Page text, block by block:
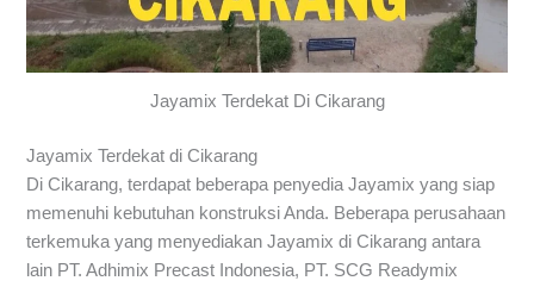
Jayamix Terdekat Di Cikarang
Jayamix Terdekat di Cikarang
Di Cikarang, terdapat beberapa penyedia Jayamix yang siap
memenuhi kebutuhan konstruksi Anda. Beberapa perusahaan
terkemuka yang menyediakan Jayamix di Cikarang antara
lain PT. Adhimix Precast Indonesia, PT. SCG Readymix